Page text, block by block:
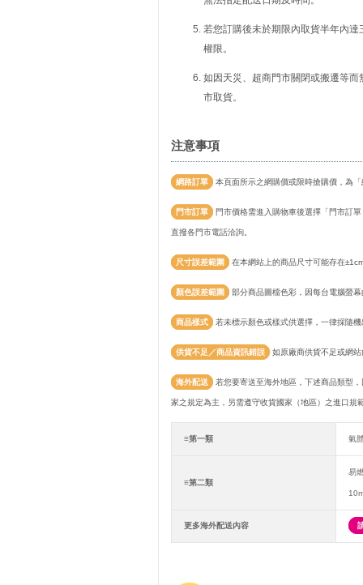
若您訂購後未於期限內取貨半年內
權限。
如因天災、超商門市關閉或搬遷等
市取貨。
注意事項
網路訂單 本頁面所示之網購價或限時搶購價，為
門市訂單 門市價格需進入購物車後選擇「門市訂
直撥各門市電話洽詢。
尺寸誤差範圍 在本網站上的商品尺寸可能存在
顏色誤差範圍 部分商品圖檔色彩，因每台電腦螢
商品樣式 若未標示顏色或樣式供選擇，一律採隨
供貨不足／商品資訊錯誤 如原廠商供貨不足或網
海外配送 若您要寄送至海外地區，下述商品類型
家之規定為主，另需遵守收貨國家（地區）之進口規
≡第一類 氣
≡第二類
易
更多海外配送內容